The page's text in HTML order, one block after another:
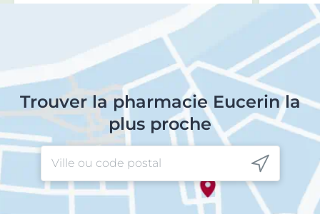
Trouver la pharmacie Eucerin la
plus proche